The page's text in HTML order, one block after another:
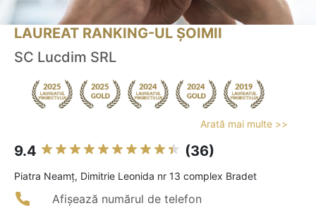
LAUREAT RANKING-UL ȘOIMII
SC Lucdim SRL
Arată mai multe >>
9.4 (36)
Piatra Neamţ, Dimitrie Leonida nr 13 complex Bradet
Afișează numărul de telefon